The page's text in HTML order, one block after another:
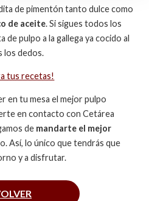
de pimentón tanto dulce como
de aceite. Si sigues todos los
de pulpo a la gallega ya cocido al
los dedos.
tus recetas!
en tu mesa el mejor pulpo
en contacto con Cetárea
de mandarte el mejor
Así, lo único que tendrás que
y a disfrutar.